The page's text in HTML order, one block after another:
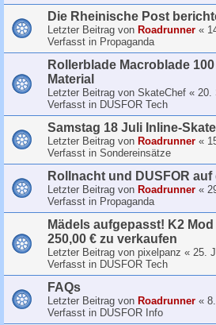
Die Rheinische Post
Letzter Beitrag von Roadrunner «
Verfasst in Propaganda
Rollerblade Macroblade
Material
Letzter Beitrag von SkateChef « 20.
Verfasst in DUSFOR Tech
Samstag 18 Juli Inline-
Letzter Beitrag von Roadrunner «
Verfasst in Sondereinsätze
Rollnacht und DUSFOR auf
Letzter Beitrag von Roadrunner «
Verfasst in Propaganda
Mädels aufgepasst! K2
250,00 € zu verkaufen
Letzter Beitrag von pixelpanz « 25.
Verfasst in DUSFOR Tech
FAQs
Letzter Beitrag von Roadrunner «
Verfasst in DUSFOR Info